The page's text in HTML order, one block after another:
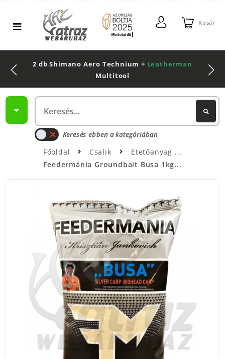
Kosár
2 db Shimano Aero Technium + Leatherman
Multitool
Keresés ebben a kategóriában
Főoldal Csalik
Etetőanyag
Feedermánia Groundbait Busa 1kg...